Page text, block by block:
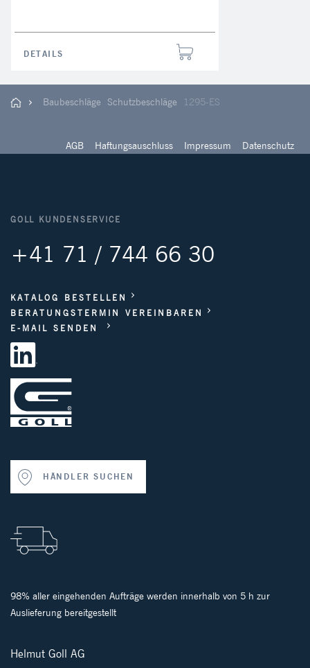
DETAILS
Baubeschläge Schutzbeschläge 1295-ES
AGB Haftungsauschluss Impressum Datenschutz
GOLL KUNDENSERVICE
+41 71 / 744 66 30
KATALOG BESTELLEN
BERATUNGSTERMIN VEREINBAREN
E-MAIL SENDEN
HÄNDLER SUCHEN
98% aller eingehenden Aufträge werden innerhalb von 5 h zur
Auslieferung bereitgestellt
Helmut Goll AG